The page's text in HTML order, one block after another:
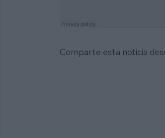
Comparte esta noticia